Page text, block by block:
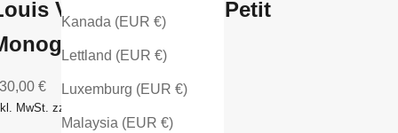
Kanada (EUR €)
Lettland (EUR €)
Luxemburg (EUR €)
Malaysia (EUR €)
Vuitton Sac Noé Petit
Canvas
€
MwSt. zzgl. Versandkosten